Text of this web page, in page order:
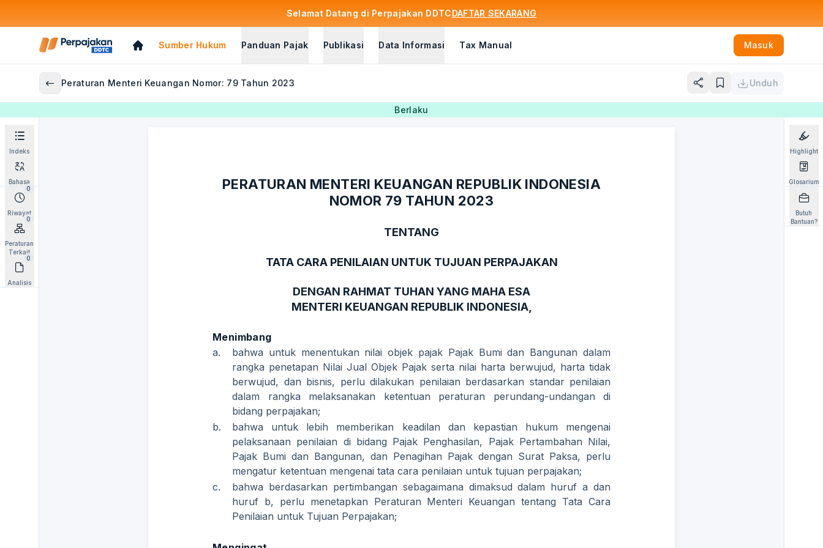
Selamat Datang di Perpajakan DDTCDAFTAR SEKARANG
Sumber Hukum Panduan Pajak Publikasi Data Informasi Tax Manual Masuk
Peraturan Menteri Keuangan Nomor: 79 Tahun 2023 Unduh
Berlaku
Indeks
Bahasa
0
Riwayat
0
Peraturan
Terkait
0
Analisis
PERATURAN MENTERI KEUANGAN REPUBLIK INDONESIA
NOMOR 79 TAHUN 2023
TENTANG
TATA CARA PENILAIAN UNTUK TUJUAN PERPAJAKAN
DENGAN RAHMAT TUHAN YANG MAHA ESA
MENTERI KEUANGAN REPUBLIK INDONESIA,
Menimbang
a.
bahwa untuk menentukan nilai objek pajak Pajak Bumi dan Bangunan dalam
rangka penetapan Nilai Jual Objek Pajak serta nilai harta berwujud, harta tidak
berwujud, dan bisnis, perlu dilakukan penilaian berdasarkan standar penilaian
dalam rangka melaksanakan ketentuan peraturan perundang-undangan di
bidang perpajakan;
b.
bahwa untuk lebih memberikan keadilan dan kepastian hukum mengenai
pelaksanaan penilaian di bidang Pajak Penghasilan, Pajak Pertambahan Nilai,
Pajak Bumi dan Bangunan, dan Penagihan Pajak dengan Surat Paksa, perlu
mengatur ketentuan mengenai tata cara penilaian untuk tujuan perpajakan;
c.
bahwa berdasarkan pertimbangan sebagaimana dimaksud dalam huruf a dan
huruf b, perlu menetapkan Peraturan Menteri Keuangan tentang Tata Cara
Penilaian untuk Tujuan Perpajakan;
Highlight
Glosarium
Butuh
Bantuan?